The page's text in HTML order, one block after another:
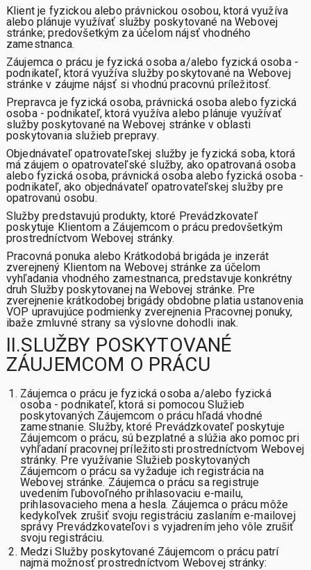
Klientje fyzickou alebo právnickou osobou, ktorá využíva
alebo plánuje využívať služby poskytované na Webovej
stránke; predovšetkým za účelom nájsť vhodného
zamestnanca.
Záujemca o prácu je fyzická osoba a/alebo fyzická osoba -
podnikateľ, ktorá využíva služby poskytované na Webovej
stránke v záujme nájsť si vhodnú pracovnú príležitosť.
Prepravca je fyzická osoba, právnická osoba alebo fyzická
osoba - podnikateľ, ktorá využíva alebo plánuje využívať
služby poskytované na Webovej stránke v oblasti
poskytovania služieb prepravy.
Objednávateľ opatrovateľskej služby je fyzická soba, ktorá
má záujem o opatrovateľské služby, ako opatrovaná osoba
alebo fyzická osoba, právnická osoba alebo fyzická osoba -
podnikateľ, ako objednávateľ opatrovateľskej služby pre
opatrovanú osobu.
Službypredstavujú produkty, ktoré Prevádzkovateľ
poskytuje Klientom a Záujemcom o prácu predovšetkým
prostredníctvom Webovej stránky.
Pracovná ponuka alebo Krátkodobá brigáda je inzerát
zverejnený Klientom na Webovej stránke za účelom
vyhľadania vhodného zamestnanca, predstavuje konkrétny
druh Služby poskytovanej na Webovej stránke. Pre
zverejnenie krátkodobej brigády obdobne platia ustanovenia
VOP upravujúce podmienky zverejnenia Pracovnej ponuky,
ibaže zmluvné strany sa výslovne dohodli inak.
II.SLUŽBY POSKYTOVANÉ
ZÁUJEMCOM O PRÁCU
Záujemca o prácu je fyzická osoba a/alebo fyzická
osoba - podnikateľ, ktorá si pomocou Služieb
poskytovaných Záujemcom o prácu hľadá vhodné
zamestnanie. Služby, ktoré Prevádzkovateľ poskytuje
Záujemcom o prácu, sú bezplatné a slúžia ako pomoc pri
vyhľadaní pracovnej príležitosti prostredníctvom Webovej
stránky. Pre využívanie Služieb poskytovaných
Záujemcom o prácu sa vyžaduje ich registrácia na
Webovej stránke. Záujemca o prácu sa registruje
uvedením ľubovoľného prihlasovaciu e-mailu,
prihlasovacieho mena a hesla. Záujemca o prácu môže
kedykoľvek zrušiť svoju registráciu zaslaním e-mailovej
správy Prevádzkovateľovi s vyjadrením jeho vôle zrušiť
svoju registráciu.
Medzi Služby poskytované Záujemcom o prácu patrí
najmä možnosť prostredníctvom Webovej stránky: